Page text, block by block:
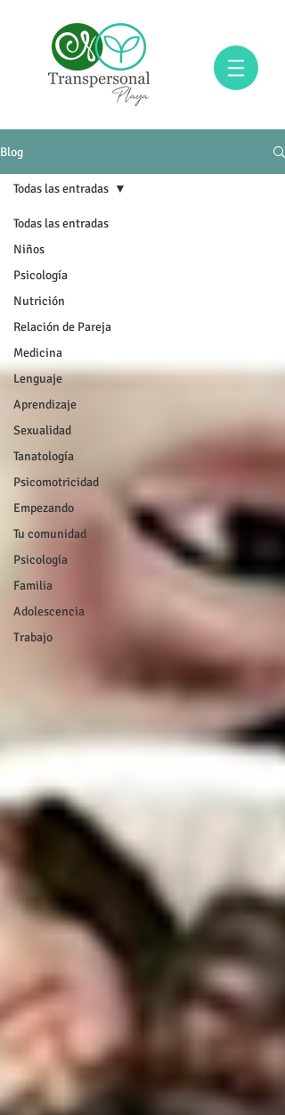
Blog
Todas las entradas
Niños
Psicología
Nutrición
Relación de Pareja
Medicina
Lenguaje
Aprendizaje
Sexualidad
Tanatología
Psicomotricidad
Empezando
Tu comunidad
Psicología
Familia
Adolescencia
Trabajo
Todas las entradas